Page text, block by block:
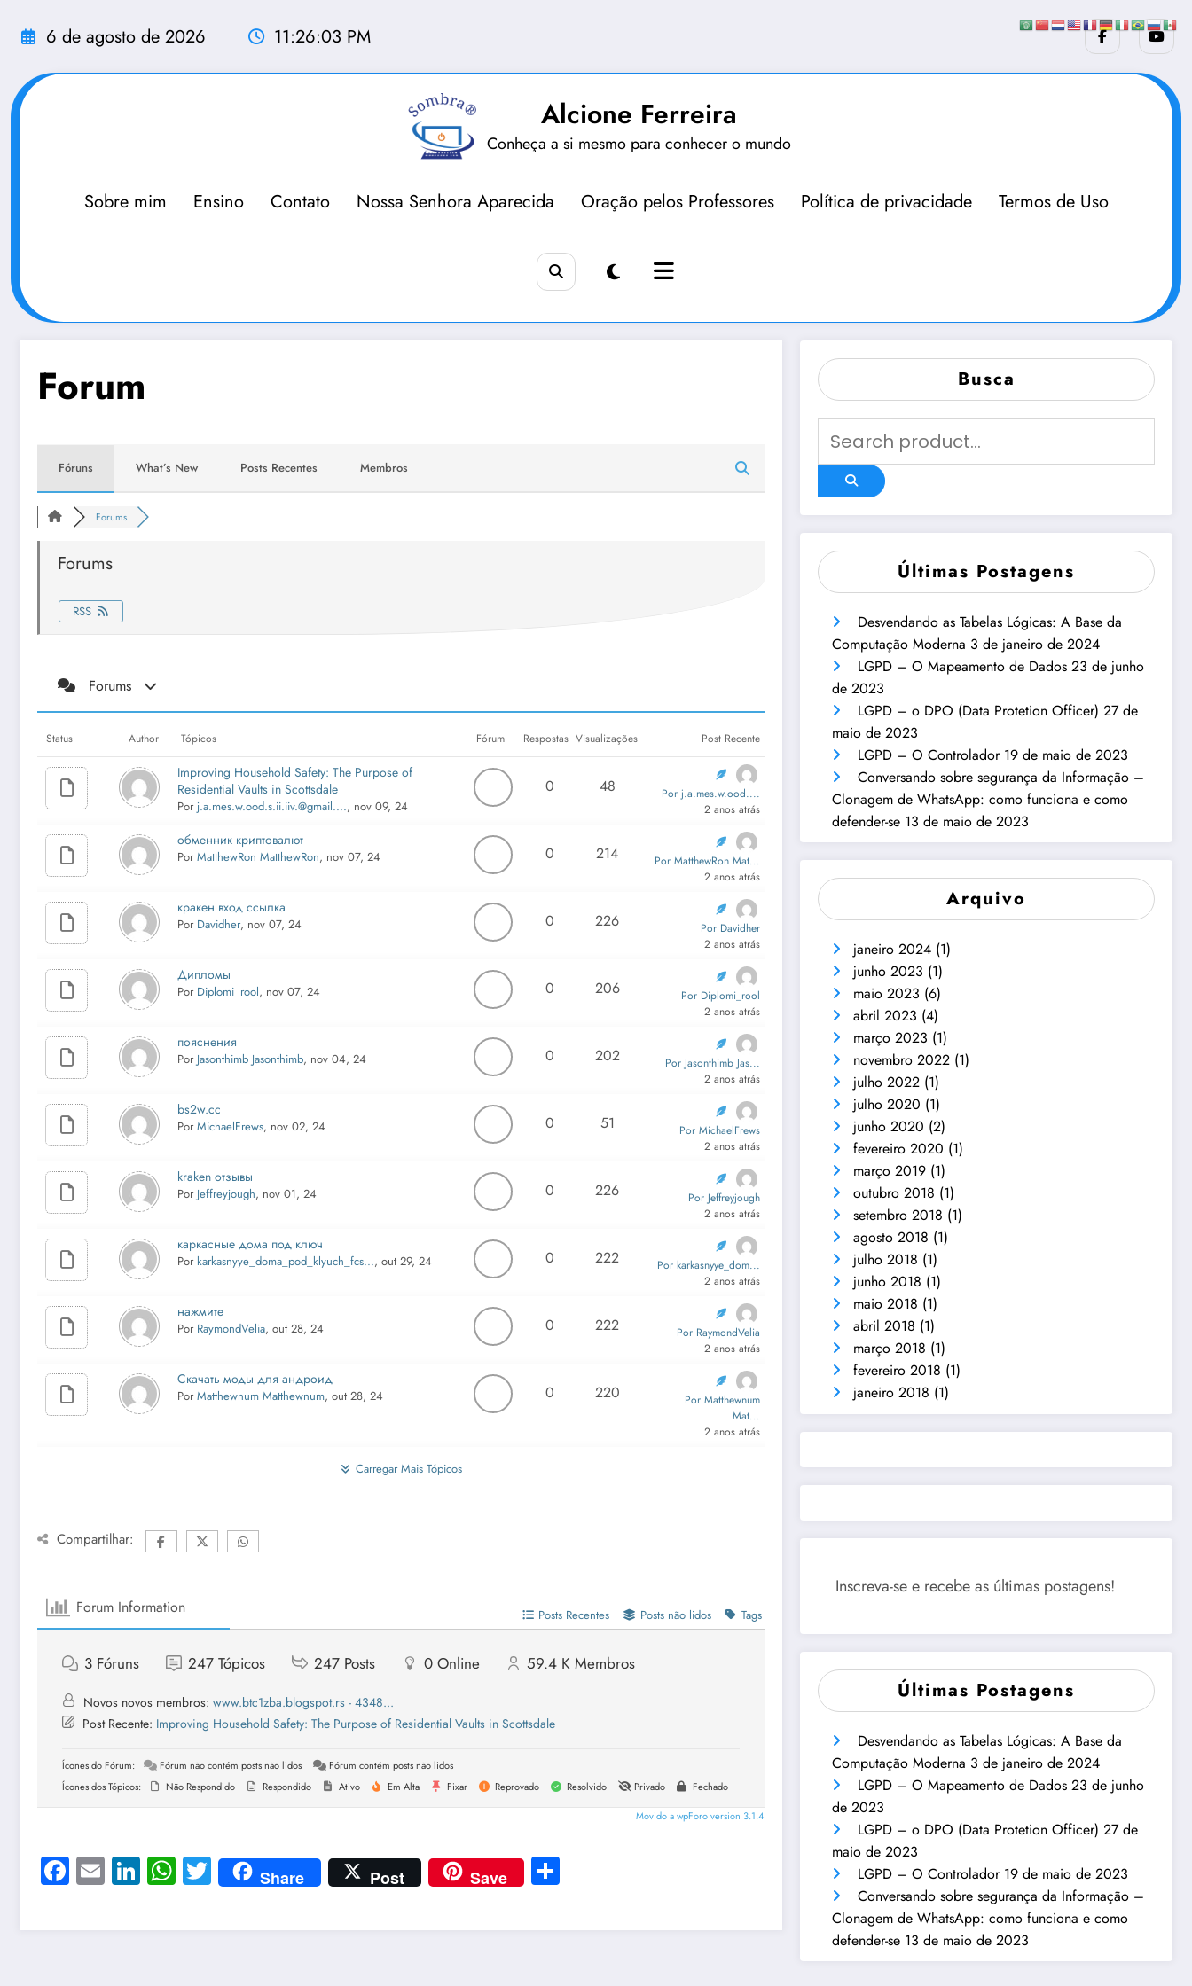
para
conteúdo
6 de agosto de 2026 11:26:04 PM
Alcione Ferreira
Conheça a si mesmo para conhecer o mundo
Sobre mim Ensino Contato Nossa Senhora Aparecida Oração pelos Professores Política de privacidade Termos de Uso
Forum
Fóruns What’s New Posts Recentes Membros
Forums
Forums
RSS
Forums
Status Author Tópicos Fórum Respostas Visualizações Post Recente
Improving Household Safety: The Purpose of
Residential Vaults in Scottsdale
Por j.a.mes.w.ood.s.ii.iiv.@gmail...., nov 09, 24
0 48
Por j.a.mes.w.ood....
2 anos atrás
обменник криптовалют
Por MatthewRon MatthewRon, nov 07, 24 0 214
Por MatthewRon Mat...
2 anos atrás
кракен вход ссылка
Por Davidher, nov 07, 24 0 226
Por Davidher
2 anos atrás
Дипломы
Por Diplomi_rool, nov 07, 24 0 206
Por Diplomi_rool
2 anos atrás
пояснения
Por Jasonthimb Jasonthimb, nov 04, 24 0 202
Por Jasonthimb Jas...
2 anos atrás
bs2w.cc
Por MichaelFrews, nov 02, 24 0 51
Por MichaelFrews
2 anos atrás
kraken отзывы
Por Jeffreyjough, nov 01, 24 0 226
Por Jeffreyjough
2 anos atrás
каркасные дома под ключ
Por karkasnyye_doma_pod_klyuch_fcs..., out 29, 24 0 222
Por karkasnyye_dom...
2 anos atrás
нажмите
Por RaymondVelia, out 28, 24 0 222
Por RaymondVelia
2 anos atrás
Скачать моды для андроид
Por Matthewnum Matthewnum, out 28, 24 0 220
Por Matthewnum
Mat...
2 anos atrás
Carregar Mais Tópicos
Compartilhar:
Forum Information Posts Recentes Posts não lidos Tags
3 Fóruns 247 Tópicos 247 Posts 0 Online 59.4 K Membros
Novos novos membros: www.btc1zba.blogspot.rs - 4348...
Post Recente: Improving Household Safety: The Purpose of Residential Vaults in Scottsdale
Ícones do Fórum: Fórum não contém posts não lidos
Fórum contém posts não lidos
Ícones dos Tópicos:
Não Respondido Respondido Ativo Em Alta Fixar Reprovado Resolvido Privado Fechado
Movido a wpForo version 3.1.4
Facebook
EmailLinkedIn
WhatsApp
Twitter
Share Post Save
Busca
Últimas Postagens
Desvendando as Tabelas Lógicas: A Base da
Computação Moderna 3 de janeiro de 2024
LGPD – O Mapeamento de Dados 23 de junho
de 2023
LGPD – o DPO (Data Protetion Officer) 27 de
maio de 2023
LGPD – O Controlador 19 de maio de 2023
Conversando sobre segurança da Informação –
Clonagem de WhatsApp: como funciona e como
defender-se 13 de maio de 2023
Arquivo
janeiro 2024 (1)
junho 2023 (1)
maio 2023 (6)
abril 2023 (4)
março 2023 (1)
novembro 2022 (1)
julho 2022 (1)
julho 2020 (1)
junho 2020 (2)
fevereiro 2020 (1)
março 2019 (1)
outubro 2018 (1)
setembro 2018 (1)
agosto 2018 (1)
julho 2018 (1)
junho 2018 (1)
maio 2018 (1)
abril 2018 (1)
março 2018 (1)
fevereiro 2018 (1)
janeiro 2018 (1)
Inscreva-se e recebe as últimas postagens!
Últimas Postagens
Desvendando as Tabelas Lógicas: A Base da
Computação Moderna 3 de janeiro de 2024
LGPD – O Mapeamento de Dados 23 de junho
de 2023
LGPD – o DPO (Data Protetion Officer) 27 de
maio de 2023
LGPD – O Controlador 19 de maio de 2023
Conversando sobre segurança da Informação –
Clonagem de WhatsApp: como funciona e como
defender-se 13 de maio de 2023